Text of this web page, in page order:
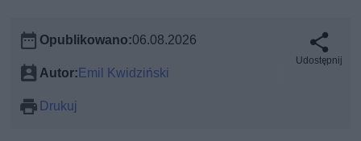
Opublikowano:06.08.2026
Autor:Emil Kwidziński
Drukuj
Udostępnij